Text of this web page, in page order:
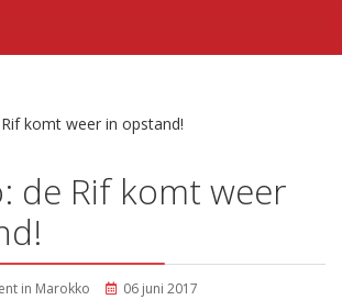
de Rif komt weer
in Marokko 06 juni 2017